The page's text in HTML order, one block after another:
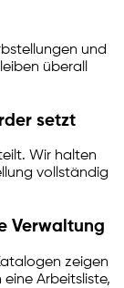
und
überall
setzt
Wir halten
vollständig
Verwaltung
zeigen
Arbeitsliste,